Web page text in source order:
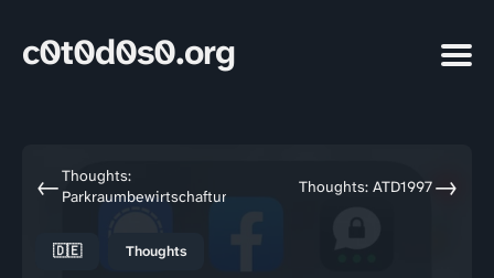
c0t0d0s0.org
←Thoughts:
Parkraumbewirtschaftung
Thoughts: ATD1997→
🇩🇪 Thoughts